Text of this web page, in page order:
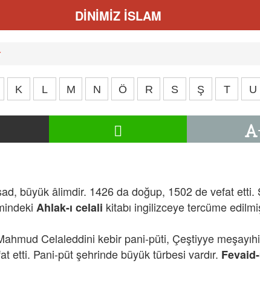
DİNİMİZ İSLAM
K L M N Ö R S Ş T U
büyük âlimdir. 1426 da doğup, 1502 de vefat etti.
Ahlak-ı celali kitabı ingilizceye tercüme
Celaleddini kebir pani-püti, Çeştiyye
etti. Pani-püt şehrinde büyük türbesi vardır.